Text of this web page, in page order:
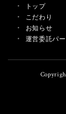
トップ
こだわり
お知らせ
運営委託パ